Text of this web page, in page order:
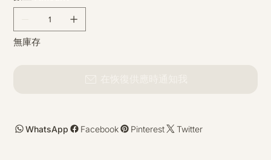
無庫存
Facebook
WhatsApp Twitter
Pinterest